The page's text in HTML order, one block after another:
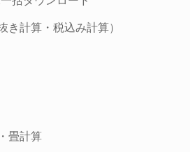
き計算・税込み計算）
畳計算